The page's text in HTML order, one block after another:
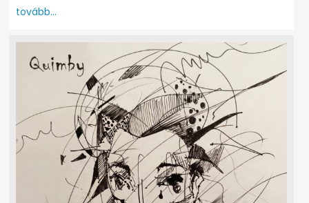
tovább...